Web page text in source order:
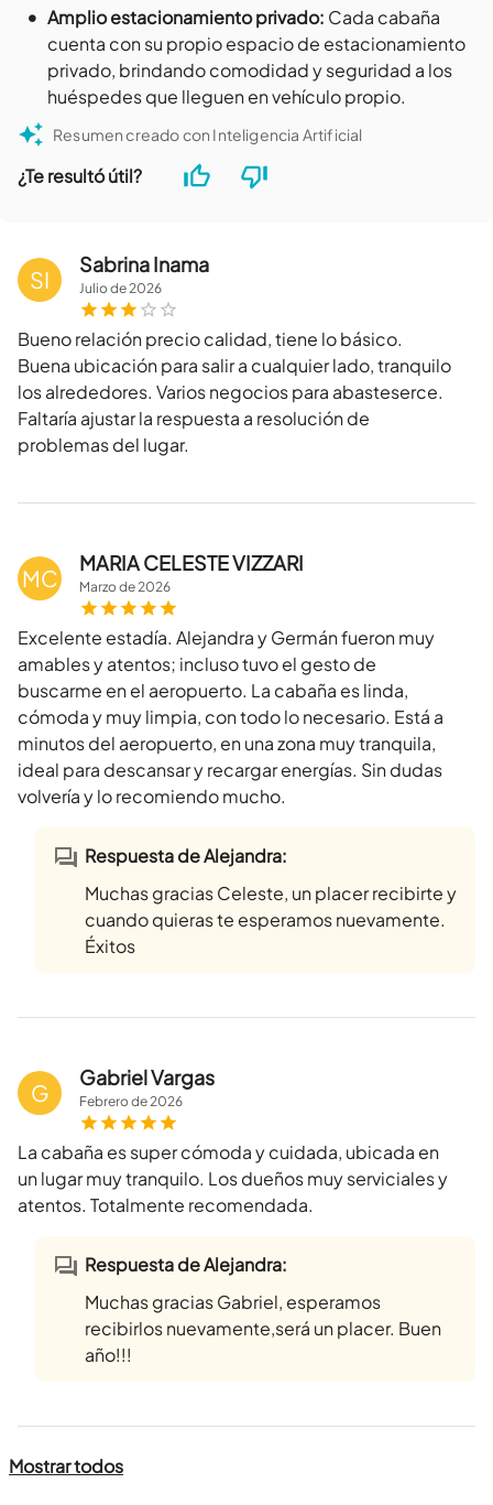
• Amplio estacionamiento privado: Cada cabaña
cuenta con su propio espacio de estacionamiento
privado, brindando comodidad y seguridad a los
huéspedes que lleguen en vehículo propio.
Resumen creado con Inteligencia Artificial
¿Te resultó útil?
SI
Sabrina Inama
Juliode2026
Bueno relación precio calidad, tiene lo básico.
Buena ubicación para salir a cualquier lado, tranquilo
los alrededores. Varios negocios para abasteserce.
Faltaría ajustar la respuesta a resolución de
problemas del lugar.
MC
MARIA CELESTE VIZZARI
Marzode2026
Excelente estadía. Alejandra y Germán fueron muy
amables y atentos; incluso tuvo el gesto de
buscarme en el aeropuerto. La cabaña es linda,
cómoda y muy limpia, con todo lo necesario. Está a
minutos del aeropuerto, en una zona muy tranquila,
ideal para descansar y recargar energías. Sin dudas
volvería y lo recomiendo mucho.
Respuesta de Alejandra:
Muchas gracias Celeste, un placer recibirte y
cuando quieras te esperamos nuevamente.
Éxitos
G
Gabriel Vargas
Febrerode2026
La cabaña es super cómoda y cuidada, ubicada en
un lugar muy tranquilo. Los dueños muy serviciales y
atentos. Totalmente recomendada.
Respuesta de Alejandra:
Muchas gracias Gabriel, esperamos
recibirlos nuevamente,será un placer. Buen
año!!!
Mostrar todos